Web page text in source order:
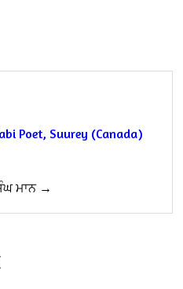
Poet, Suurey (Canada)
ਮਾਨ →